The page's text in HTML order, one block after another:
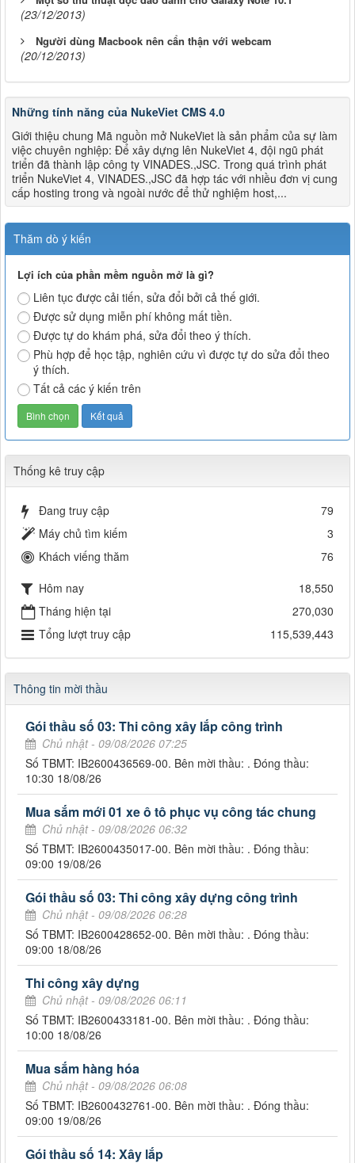
(23/12/2013)
Người dùng Macbook nên cẩn thận với webcam
(20/12/2013)
Những tính năng của NukeViet CMS 4.0
Giới thiệu chung Mã nguồn mở NukeViet là sản phẩm của sự làm
việc chuyên nghiệp: Để xây dựng lên NukeViet 4, đội ngũ phát
triển đã thành lập công ty VINADES.,JSC. Trong quá trình phát
triển NukeViet 4, VINADES.,JSC đã hợp tác với nhiều đơn vị cung
cấp hosting trong và ngoài nước để thử nghiệm host,...
Thăm dò ý kiến
Lợi ích của phần mềm nguồn mở là gì?
Liên tục được cải tiến, sửa đổi bởi cả thế giới.
Được sử dụng miễn phí không mất tiền.
Được tự do khám phá, sửa đổi theo ý thích.
Phù hợp để học tập, nghiên cứu vì được tự do sửa đổi theo
ý thích.
Tất cả các ý kiến trên
Thống kê truy cập
Đang truy cập
79
Máy chủ tìm kiếm
3
Khách viếng thăm
76
Hôm nay
18,550
Tháng hiện tại
270,030
Tổng lượt truy cập
115,539,443
Thông tin mời thầu
Gói thầu số 03: Thi công xây lắp công trình
Chủ nhật - 09/08/2026 07:25
Số TBMT: IB2600436569-00. Bên mời thầu: . Đóng thầu:
10:30 18/08/26
Mua sắm mới 01 xe ô tô phục vụ công tác chung
Chủ nhật - 09/08/2026 06:32
Số TBMT: IB2600435017-00. Bên mời thầu: . Đóng thầu:
09:00 19/08/26
Gói thầu số 03: Thi công xây dựng công trình
Chủ nhật - 09/08/2026 06:28
Số TBMT: IB2600428652-00. Bên mời thầu: . Đóng thầu:
09:00 18/08/26
Thi công xây dựng
Chủ nhật - 09/08/2026 06:11
Số TBMT: IB2600433181-00. Bên mời thầu: . Đóng thầu:
10:00 18/08/26
Mua sắm hàng hóa
Chủ nhật - 09/08/2026 06:08
Số TBMT: IB2600432761-00. Bên mời thầu: . Đóng thầu:
09:00 19/08/26
Gói thầu số 14: Xây lắp